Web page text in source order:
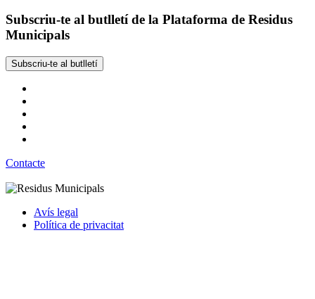
Subscriu-te al butlletí de la Plataforma de Residus
Municipals
Subscriu-te al butlletí
Contacte
Avís legal
Política de privacitat